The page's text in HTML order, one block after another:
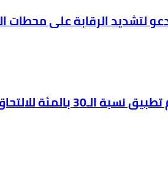
لتشديد الرقابة على
بالحقل الصحي على طلبة مواليد 2009